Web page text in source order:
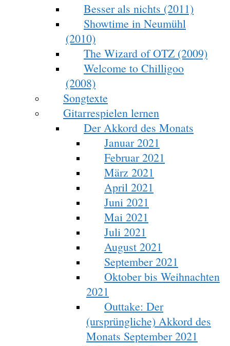
Besser als nichts (2011)
Showtime in Neumühl
(2010)
The Wizard of OTZ (2009)
Welcome to Chilligoo
(2008)
Songtexte
Gitarrespielen lernen
Der Akkord des Monats
Januar 2021
Februar 2021
März 2021
April 2021
Juni 2021
Mai 2021
Juli 2021
August 2021
September 2021
Oktober bis Weihnachten
2021
Outtake: Der
(ursprüngliche) Akkord des
Monats September 2021